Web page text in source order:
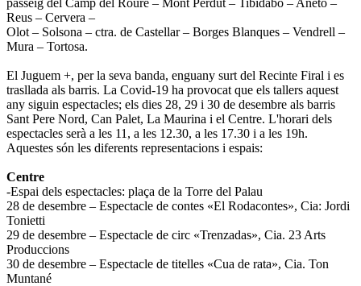
Reus – Cervera –
Olot – Solsona – ctra. de Castellar – Borges Blanques – Vendrell –
Mura – Tortosa.
El Juguem +, per la seva banda, enguany surt del Recinte Firal i es
trasllada als barris. La Covid-19 ha provocat que els tallers aquest
any siguin espectacles; els dies 28, 29 i 30 de desembre als barris
Sant Pere Nord, Can Palet, La Maurina i el Centre. L'horari dels
espectacles serà a les 11, a les 12.30, a les 17.30 i a les 19h.
Aquestes són les diferents representacions i espais:
Centre
-Espai dels espectacles: plaça de la Torre del Palau
28 de desembre – Espectacle de contes «El Rodacontes», Cia: Jordi
Tonietti
29 de desembre – Espectacle de circ «Trenzadas», Cia. 23 Arts
Produccions
30 de desembre – Espectacle de titelles «Cua de rata», Cia. Ton
Muntané